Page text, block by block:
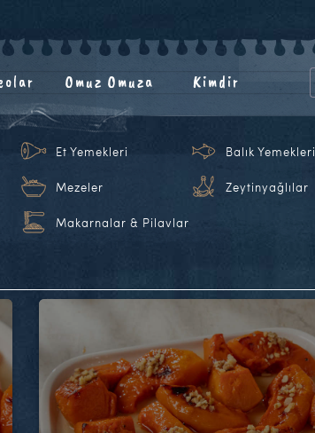
Omuz Omuza Kimdir
Et Yemekleri Balık Yemekleri
Mezeler Zeytinyağlılar
Makarnalar & Pilavlar